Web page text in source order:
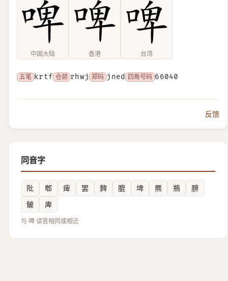
中国大陆 香港 台湾
五笔 krtf 仓颉 rhwj 郑码 jned 四角号码 66040
反馈
同音字
阰 郫 痺 罢 䴽 膍 埤 羆 鵧
腗
鲏
庳
与 啤 读音相同或相近